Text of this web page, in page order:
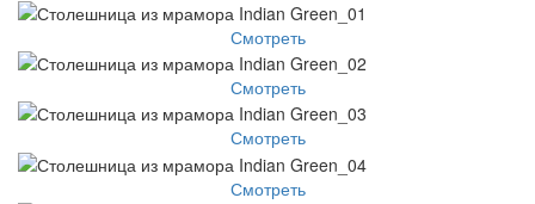
Смотреть
Смотреть
Смотреть
Смотреть